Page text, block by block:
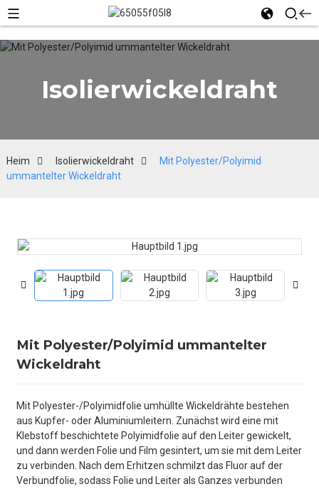
Isolierwickeldraht
Heim Isolierwickeldraht
Mit Polyester/Polyimid
ummantelter Wickeldraht
Mit Polyester/Polyimid ummantelter
Wickeldraht
Mit Polyester-/Polyimidfolie umhüllte Wickeldrähte bestehen
aus Kupfer- oder Aluminiumleitern. Zunächst wird eine mit
Klebstoff beschichtete Polyimidfolie auf den Leiter gewickelt,
und dann werden Folie und Film gesintert, um sie mit dem Leiter
zu verbinden. Nach dem Erhitzen schmilzt das Fluor auf der
Verbundfolie, sodass Folie und Leiter als Ganzes verbunden